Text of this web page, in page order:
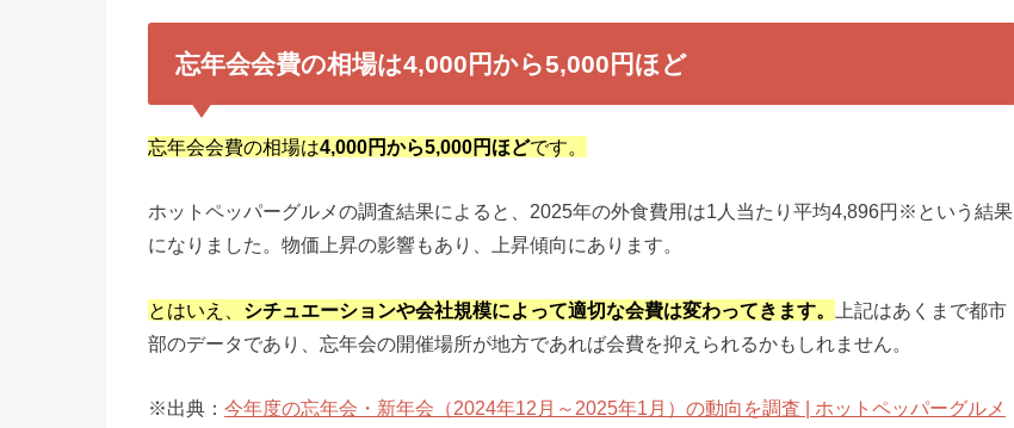
忘年会会費の相場は4,000円から5,000円ほど
忘年会会費の相場は4,000円から5,000円ほどです。
ホットペッパーグルメの調査結果によると、2025年の外食費用は1人当たり平均4,896円※という結果
になりました。物価上昇の影響もあり、上昇傾向にあります。
とはいえ、 シチュエーションや会社規模によって適切な会費は変わってきます。
上記はあくまで都市
部のデータであり、忘年会の開催場所が地方であれば会費を抑えられるかもしれません。
※出典： 今年度の忘年会・新年会（2024年12月～2025年1月）の動向を調査 | ホットペッパーグルメ